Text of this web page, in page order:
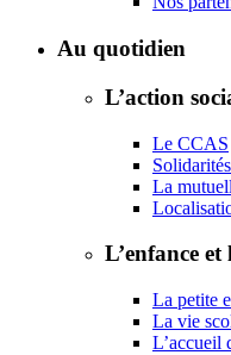
Au quotidien
L’action
Le CCAS
La
L’enfance et
La petite
La vie
L’accueil